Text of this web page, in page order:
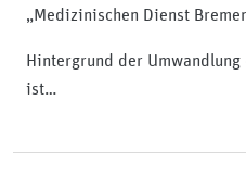
„Medizinischen Dienst
Hintergrund der Umwandlung
ist…